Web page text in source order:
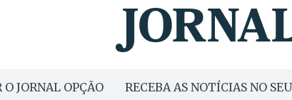
JORNAL OPÇÃO RECEBA AS NOTÍCIAS NO